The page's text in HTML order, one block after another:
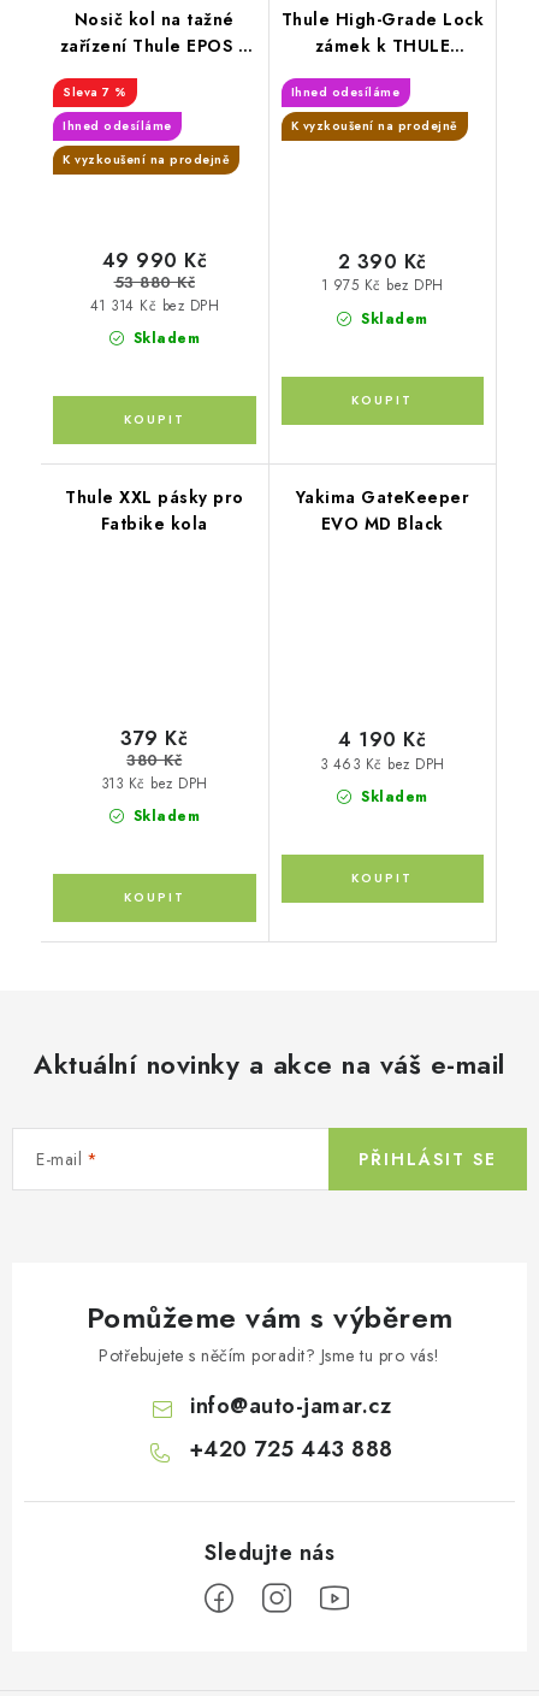
Nosič kol na tažné
zařízení Thule EPOS 3
7 %
Ihned odesíláme
K vyzkoušení na prodejně
Skladem
41 314 Kč bez DPH
49 990 Kč
53 880 Kč
Thule High-Grade Lock
zámek k THULE
Ihned odesíláme
K vyzkoušení na prodejně
Skladem
1 975 Kč bez DPH
2 390 Kč
Thule XXL pásky pro
Fatbike kola
Skladem
313 Kč bez DPH
379 Kč
380 Kč
Yakima GateKeeper
EVO MD Black
Skladem
3 463 Kč bez DPH
4 190 Kč
Aktuální novinky a akce na váš e-mail
E-mail PŘIHLÁSIT SE
Pomůžeme vám s výběrem
Potřebujete s něčím poradit? Jsme tu pro vás!
info@auto-jamar.cz
+420 725 443 888